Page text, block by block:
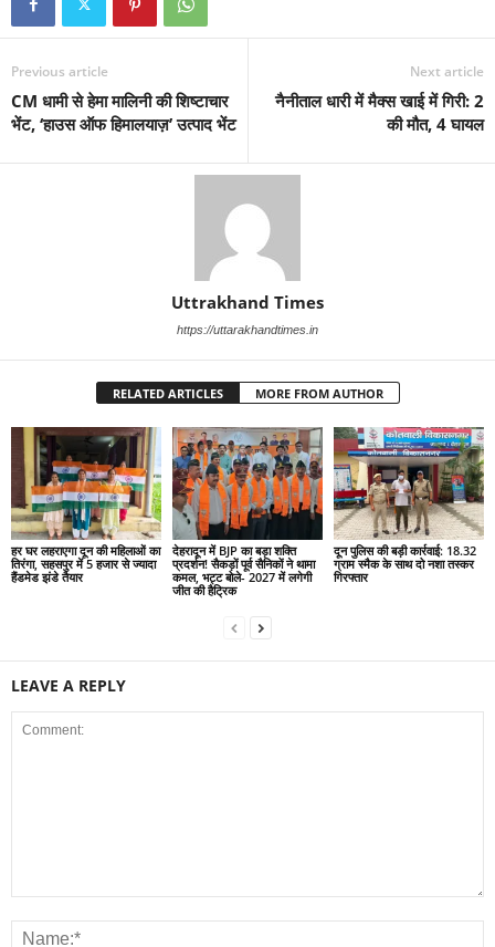
Previous article
CM धामी से हेमा मालिनी की शिष्टाचार
भेंट, ‘हाउस ऑफ हिमालयाज़’ उत्पाद भेंट
Next article
नैनीताल धारी में मैक्स खाई में गिरी: 2
की मौत, 4 घायल
Uttrakhand Times
https://uttarakhandtimes.in
RELATED ARTICLES MORE FROM AUTHOR
हर घर लहराएगा दून की महिलाओं का
तिरंगा, सहसपुर में 5 हजार से ज्यादा
हैंडमेड झंडे तैयार
देहरादून में BJP का बड़ा शक्ति
प्रदर्शन! सैकड़ों पूर्व सैनिकों ने थामा
कमल, भट्ट बोले- 2027 में लगेगी
जीत की हैट्रिक
दून पुलिस की बड़ी कार्रवाई: 18.32
ग्राम स्मैक के साथ दो नशा तस्कर
गिरफ्तार
LEAVE A REPLY